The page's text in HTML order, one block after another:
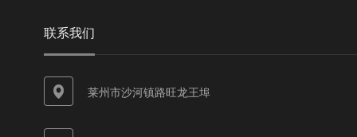
联系我们
莱州市沙河镇路旺龙王埠